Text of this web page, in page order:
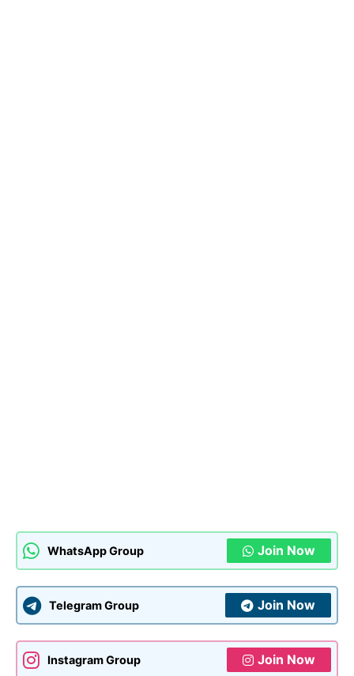
WhatsApp Group Join Now
Telegram Group Join Now
Instagram Group Join Now